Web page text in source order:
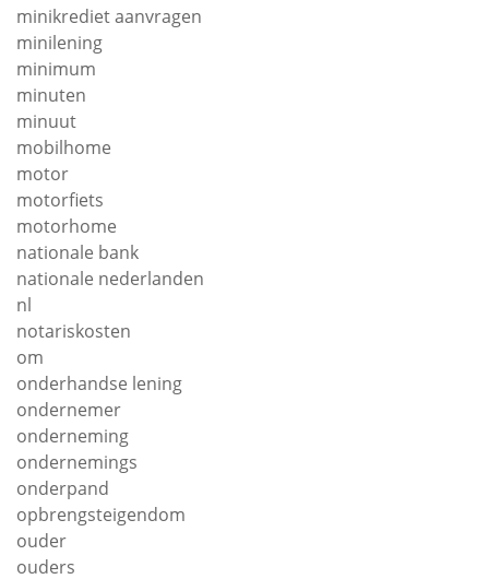
minikrediet aanvragen
minilening
minimum
minuten
minuut
mobilhome
motor
motorfiets
motorhome
nationale bank
nationale nederlanden
nl
notariskosten
om
onderhandse lening
ondernemer
onderneming
ondernemings
onderpand
opbrengsteigendom
ouder
ouders